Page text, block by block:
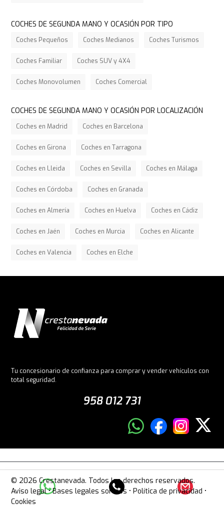
COCHES DE SEGUNDA MANO Y OCASIÓN POR TIPO
Coches Pequeños Coches Medianos Coches Turismos
Coches Familiar Coches SUV y 4X4
Coches Monovolumen Coches Comercial
COCHES DE SEGUNDA MANO Y OCASIÓN POR LOCALIZACIÓN
Coches en Madrid Coches en Barcelona
Coches en Girona Coches en Tarragona
Coches en Lleida Coches en Sevilla Coches en Málaga
Coches en Córdoba Coches en Granada
Coches en Almería Coches en Huelva Coches en Cádiz
Coches en Jaén Coches en Murcia Coches en Alicante
Coches en Valencia Coches en Elche
Tu concesionario de confianza para comprar y vender vehículos con
total seguridad.
958 012 731
© 2026 Crestanevada. Todos los derechos reservados.
Aviso legal•Bases legales sorteos •Política de privacidad •
Cookies